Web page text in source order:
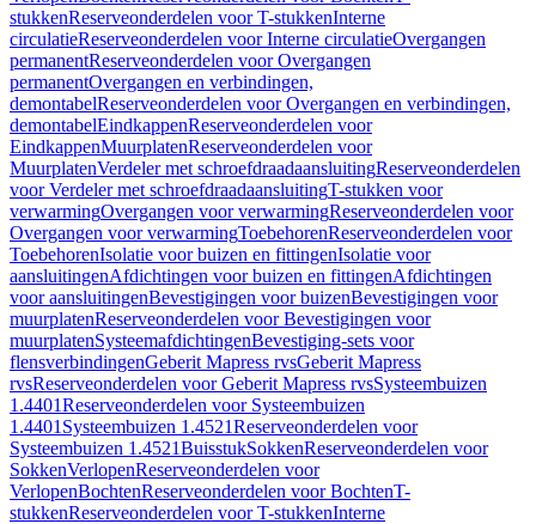
stukkenReserveonderdelen voor T-stukkenInterne
circulatieReserveonderdelen voor Interne circulatieOvergangen
permanentReserveonderdelen voor Overgangen
permanentOvergangen en verbindingen,
demontabelReserveonderdelen voor Overgangen en verbindingen,
demontabelEindkappenReserveonderdelen voor
EindkappenMuurplatenReserveonderdelen voor
MuurplatenVerdeler met schroefdraadaansluitingReserveonderdelen
voor Verdeler met schroefdraadaansluitingT-stukken voor
verwarmingOvergangen voor verwarmingReserveonderdelen voor
Overgangen voor verwarmingToebehorenReserveonderdelen voor
ToebehorenIsolatie voor buizen en fittingenIsolatie voor
aansluitingenAfdichtingen voor buizen en fittingenAfdichtingen
voor aansluitingenBevestigingen voor buizenBevestigingen voor
muurplatenReserveonderdelen voor Bevestigingen voor
muurplatenSysteemafdichtingenBevestiging-sets voor
flensverbindingenGeberit Mapress rvsGeberit Mapress
rvsReserveonderdelen voor Geberit Mapress rvsSysteembuizen
1.4401Reserveonderdelen voor Systeembuizen
1.4401 Systeembuizen 1.4521Reserveonderdelen voor
Systeembuizen 1.4521BuisstukSokkenReserveonderdelen voor
SokkenVerlopenReserveonderdelen voor
VerlopenBochtenReserveonderdelen voor BochtenT-
stukkenReserveonderdelen voor T-stukkenInterne